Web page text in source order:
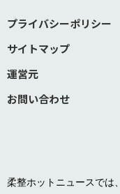
プライバシーポリシー
サイトマップ
運営元
お問い合わせ
柔整ホットニュースでは